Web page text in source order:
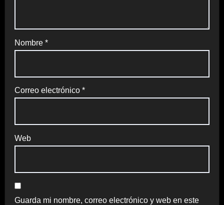
Nombre *
Correo electrónico *
Web
Guarda mi nombre, correo electrónico y web en este